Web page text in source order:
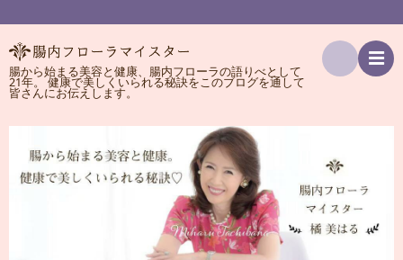
腸から始まる美容と健康、腸内フローラの語りべとして
21年。 健康で美しくいられる秘訣をこのブログを通して
皆さんにお伝えします。
索